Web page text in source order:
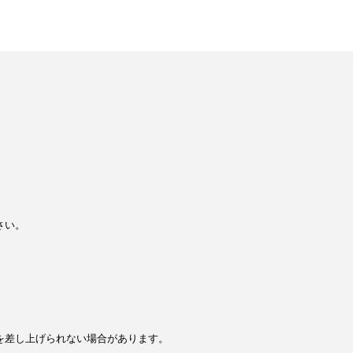
。
し上げられない場合があります。